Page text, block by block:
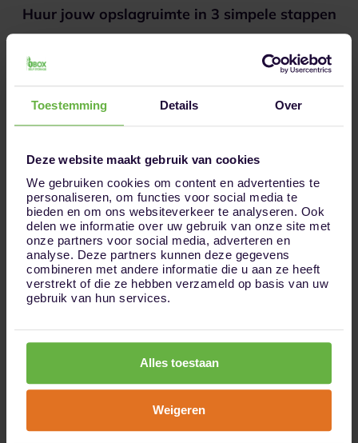
Toestemming Details Over
Deze website maakt gebruik van cookies
We gebruiken cookies om content en advertenties te
personaliseren, om functies voor social media te
bieden en om ons websiteverkeer te analyseren. Ook
delen we informatie over uw gebruik van onze site met
onze partners voor social media, adverteren en
analyse. Deze partners kunnen deze gegevens
combineren met andere informatie die u aan ze heeft
verstrekt of die ze hebben verzameld op basis van uw
gebruik van hun services.
Alles toestaan
Weigeren
Huur jouw opslagruimte in 3 simpele stappen
2 Reserveer jouw ruimte online
3 Verhuis je spullen